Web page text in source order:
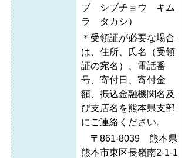
ブ シブチョウ キム
ラ タカシ）
＊受領証が必要な場合
は、住所、氏名（受領
証の宛名）、電話番
号、寄付日、寄付金
額、振込金融機関名及
び支店名を熊本県支部
にご連絡ください。
〒861-8039 熊本県
熊本市東区長嶺南2-1-1